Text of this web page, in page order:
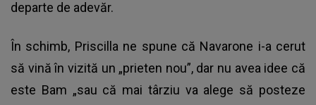
departe de adevăr.
În schimb, Priscilla ne spune că Navarone i-a cerut
să vină în vizită un „prieten nou”, dar nu avea idee că
este Bam „sau că mai târziu va alege să posteze